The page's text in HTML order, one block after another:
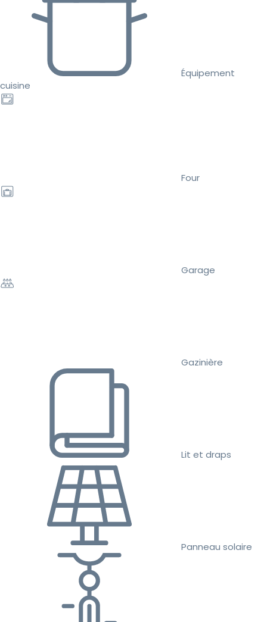
Équipement
cuisine
Four
Garage
Gazinière
Lit et draps
Panneau solaire